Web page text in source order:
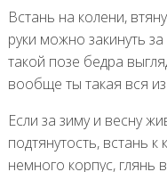
Встань на колени,
руки можно закинуть
такой позе бедра
вообще ты такая вся
Если за зиму и весну
подтянутость, встань
немного корпус, глянь